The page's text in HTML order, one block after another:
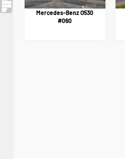
Mercedes-Benz O530
#060